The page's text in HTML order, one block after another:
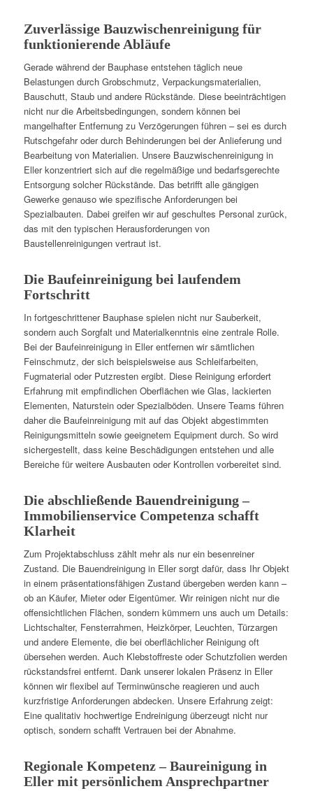
Zuverlässige Bauzwischenreinigung für
funktionierende Abläufe
Gerade während der Bauphase entstehen täglich neue
Belastungen durch Grobschmutz, Verpackungsmaterialien,
Bauschutt, Staub und andere Rückstände. Diese beeinträchtigen
nicht nur die Arbeitsbedingungen, sondern können bei
mangelhafter Entfernung zu Verzögerungen führen – sei es durch
Rutschgefahr oder durch Behinderungen bei der Anlieferung und
Bearbeitung von Materialien. Unsere Bauzwischenreinigung in
Eller konzentriert sich auf die regelmäßige und bedarfsgerechte
Entsorgung solcher Rückstände. Das betrifft alle gängigen
Gewerke genauso wie spezifische Anforderungen bei
Spezialbauten. Dabei greifen wir auf geschultes Personal zurück,
das mit den typischen Herausforderungen von
Baustellenreinigungen vertraut ist.
Die Baufeinreinigung bei laufendem
Fortschritt
In fortgeschrittener Bauphase spielen nicht nur Sauberkeit,
sondern auch Sorgfalt und Materialkenntnis eine zentrale Rolle.
Bei der Baufeinreinigung in Eller entfernen wir sämtlichen
Feinschmutz, der sich beispielsweise aus Schleifarbeiten,
Fugmaterial oder Putzresten ergibt. Diese Reinigung erfordert
Erfahrung mit empfindlichen Oberflächen wie Glas, lackierten
Elementen, Naturstein oder Spezialböden. Unsere Teams führen
daher die Baufeinreinigung mit auf das Objekt abgestimmten
Reinigungsmitteln sowie geeignetem Equipment durch. So wird
sichergestellt, dass keine Beschädigungen entstehen und alle
Bereiche für weitere Ausbauten oder Kontrollen vorbereitet sind.
Die abschließende Bauendreinigung –
Immobilienservice Competenza schafft
Klarheit
Zum Projektabschluss zählt mehr als nur ein besenreiner
Zustand. Die Bauendreinigung in Eller sorgt dafür, dass Ihr Objekt
in einem präsentationsfähigen Zustand übergeben werden kann –
ob an Käufer, Mieter oder Eigentümer. Wir reinigen nicht nur die
offensichtlichen Flächen, sondern kümmern uns auch um Details:
Lichtschalter, Fensterrahmen, Heizkörper, Leuchten, Türzargen
und andere Elemente, die bei oberflächlicher Reinigung oft
übersehen werden. Auch Klebstoffreste oder Schutzfolien werden
rückstandsfrei entfernt. Dank unserer lokalen Präsenz in Eller
können wir flexibel auf Terminwünsche reagieren und auch
kurzfristige Anforderungen abdecken. Unsere Erfahrung zeigt:
Eine qualitativ hochwertige Endreinigung überzeugt nicht nur
optisch, sondern schafft Vertrauen bei der Abnahme.
Regionale Kompetenz – Baureinigung in
Eller mit persönlichem Ansprechpartner